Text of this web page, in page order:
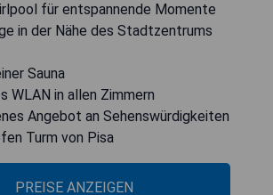
für entspannende Momente
in der Nähe des Stadtzentrums
Sauna
WLAN in allen Zimmern
Angebot an Sehenswürdigkeiten
Turm von Pisa
PREISE ANZEIGEN